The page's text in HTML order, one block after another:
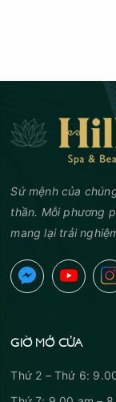
Sứ mệnh của
thần. Mỗi phương
mang lại trải
GIỜ MỞ CỬA
Thứ 2 – Thứ 6: